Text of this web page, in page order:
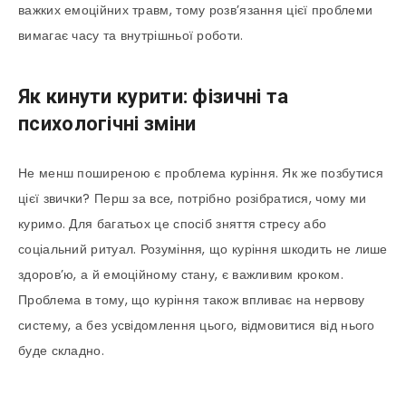
важких емоційних травм, тому розв’язання цієї проблеми
вимагає часу та внутрішньої роботи.
Як кинути курити: фізичні та
психологічні зміни
Не менш поширеною є проблема куріння. Як же позбутися
цієї звички? Перш за все, потрібно розібратися, чому ми
куримо. Для багатьох це спосіб зняття стресу або
соціальний ритуал. Розуміння, що куріння шкодить не лише
здоров’ю, а й емоційному стану, є важливим кроком.
Проблема в тому, що куріння також впливає на нервову
систему, а без усвідомлення цього, відмовитися від нього
буде складно.